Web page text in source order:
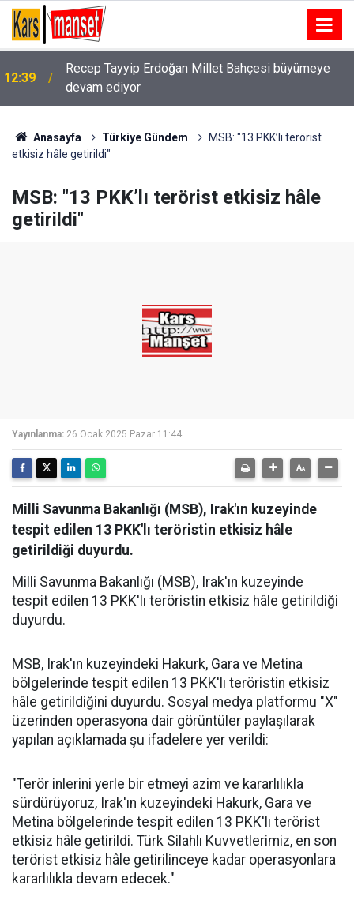
12:39
Recep Tayyip Erdoğan Millet Bahçesi büyümeye
devam ediyor
Anasayfa Türkiye Gündem
MSB: "13 PKK’lı terörist
etkisiz hâle getirildi"
MSB: "13 PKK’lı terörist etkisiz hâle
getirildi"
Yayınlanma: 26 Ocak 2025 Pazar 11:44
Milli Savunma Bakanlığı (MSB), Irak'ın kuzeyinde
tespit edilen 13 PKK'lı teröristin etkisiz hâle
getirildiği duyurdu.
Milli Savunma Bakanlığı (MSB), Irak'ın kuzeyinde
tespit edilen 13 PKK'lı teröristin etkisiz hâle getirildiği
duyurdu.
MSB, Irak'ın kuzeyindeki Hakurk, Gara ve Metina
bölgelerinde tespit edilen 13 PKK'lı teröristin etkisiz
hâle getirildiğini duyurdu. Sosyal medya platformu "X"
üzerinden operasyona dair görüntüler paylaşılarak
yapılan açıklamada şu ifadelere yer verildi:
"Terör inlerini yerle bir etmeyi azim ve kararlılıkla
sürdürüyoruz, Irak'ın kuzeyindeki Hakurk, Gara ve
Metina bölgelerinde tespit edilen 13 PKK'lı terörist
etkisiz hâle getirildi. Türk Silahlı Kuvvetlerimiz, en son
terörist etkisiz hâle getirilinceye kadar operasyonlara
kararlılıkla devam edecek."